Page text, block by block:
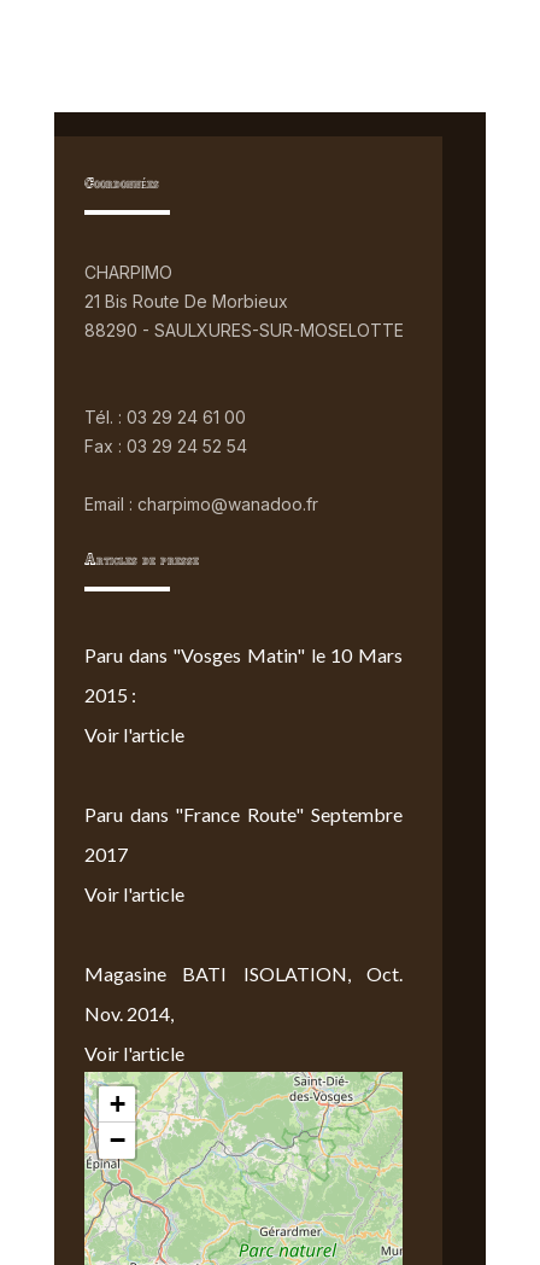
Coordonnées
CHARPIMO
21 Bis Route De Morbieux
88290 - SAULXURES-SUR-MOSELOTTE
Tél. : 03 29 24 61 00
Fax : 03 29 24 52 54
Email : charpimo@wanadoo.fr
Articles de presse
Paru dans "Vosges Matin" le 10 Mars
2015 :
Voir l'article
Paru dans "France Route" Septembre
2017
Voir l'article
Magasine BATI ISOLATION, Oct.
Nov. 2014,
Voir l'article
Nous Trouver
+
−